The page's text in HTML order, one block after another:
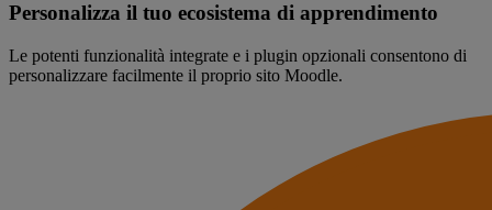
Personalizza il tuo ecosistema di apprendimento
Le potenti funzionalità integrate e i plugin opzionali consentono di
personalizzare facilmente il proprio sito Moodle.